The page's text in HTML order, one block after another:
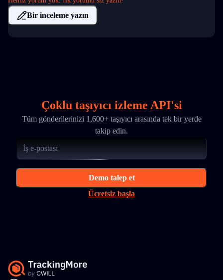
Bir inceleme yazın
Çoklu taşıyıcı izleme API'si
Tüm gönderilerinizi 1,600+ taşıyıcı arasında tek bir yerde
takip edin.
Demo talep et
Ücretsiz başla